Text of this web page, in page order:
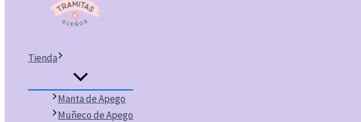
Tienda
Manta de Apego
Muñeco de Apego